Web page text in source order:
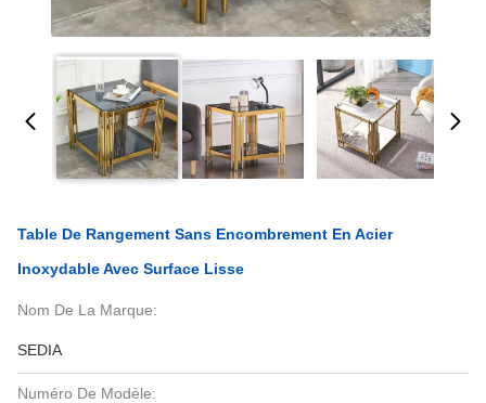
Table De Rangement Sans Encombrement En Acier
Inoxydable Avec Surface Lisse
Nom De La Marque:
SEDIA
Numéro De Modèle: